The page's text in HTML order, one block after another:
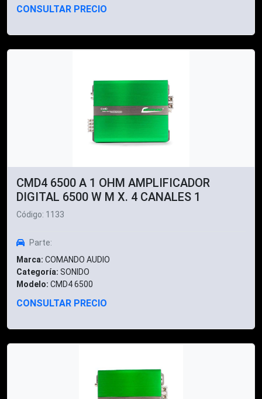
CONSULTAR PRECIO
CMD4 6500 A 1 OHM AMPLIFICADOR
DIGITAL 6500 W M X. 4 CANALES 1
Código: 1133
Parte:
Marca: COMANDO AUDIO
Categoría: SONIDO
Modelo: CMD4 6500
CONSULTAR PRECIO